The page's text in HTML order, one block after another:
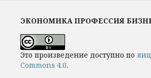
ЭКОНОМИКА ПРОФЕССИЯ
Это произведение доступно по
Commons 4.0.